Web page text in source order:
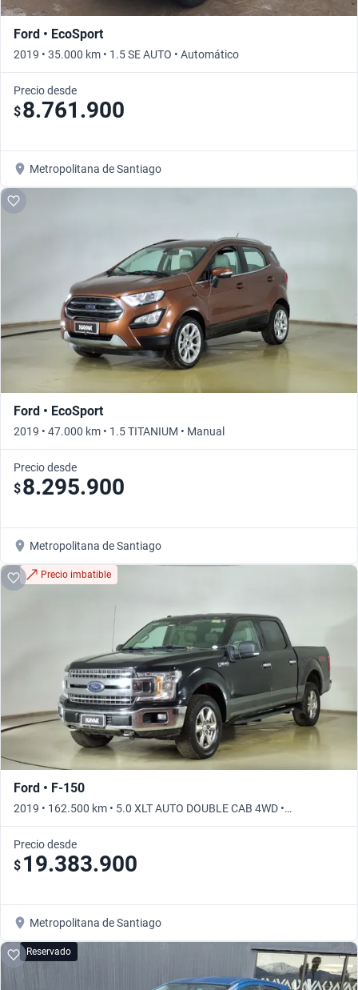
Ford • EcoSport
2019 • 35.000 km • 1.5 SE AUTO • Automático
Precio desde
$8.761.900
Metropolitana de Santiago
Ford • EcoSport
2019 • 47.000 km • 1.5 TITANIUM • Manual
Precio desde
$8.295.900
Metropolitana de Santiago
Precio imbatible
Ford • F-150
2019 • 162.500 km • 5.0 XLT AUTO DOUBLE CAB 4WD •
Automático
Precio desde
$ 19.383.900
Metropolitana de Santiago
Reservado